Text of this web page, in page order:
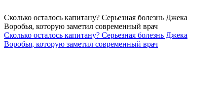
Сколько осталось капитану? Серьезная болезнь Джека
Воробья, которую заметил современный врач
Сколько осталось капитану? Серьезная болезнь Джека
Воробья, которую заметил современный врач